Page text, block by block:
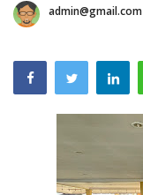
Mozi For Corporate
Gallery Shop
admin@gmail.com